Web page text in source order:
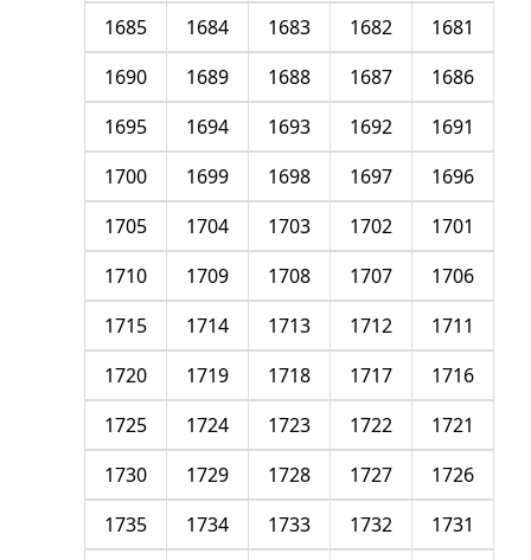
1681
1682
1683
1684
1685
1686
1687
1688
1689
1690
1691
1692
1693
1694
1695
1696
1697
1698
1699
1700
1701
1702
1703
1704
1705
1706
1707
1708
1709
1710
1711
1712
1713
1714
1715
1716
1717
1718
1719
1720
1721
1722
1723
1724
1725
1726
1727
1728
1729
1730
1731
1732
1733
1734
1735